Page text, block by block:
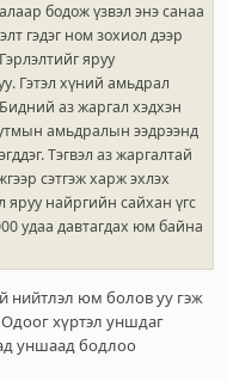
бодож үзвэл энэ санаа
гэдэг ном зохиол дээр
яруу
Гэтэл хүний амьдрал
аз жаргал хэдхэн
амьдралын ээдрээнд
Тэгвэл аз жаргалтай
сэтгэж харж эхлэх
яруу найргийн сайхан үгс
удаа давтагдах юм байна
нийтлэл юм болов уу гэж
Одоог хүртэл уншдаг
уншаад бодлоо